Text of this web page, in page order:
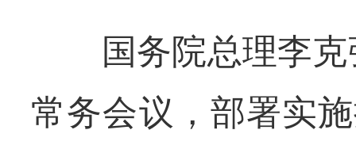
国务院总理李克
常务会议，部署实